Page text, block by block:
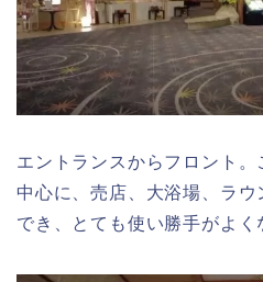
エントランスからフロント
中心に、売店、大浴場、ラウ
でき、とても使い勝手がよく